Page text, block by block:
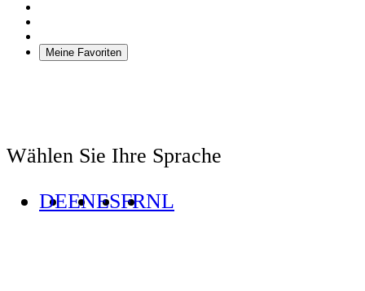
Meine Favoriten
Wählen Sie Ihre Sprache
DEENESFRNL